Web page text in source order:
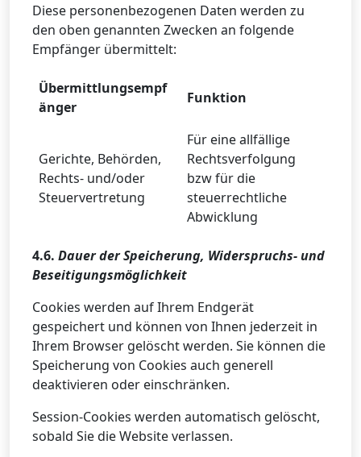
Diese personenbezogenen Daten werden zu
den oben genannten Zwecken an folgende
Empfänger übermittelt:
Übermittlungsempf
änger
Funktion
Gerichte, Behörden,
Rechts- und/oder
Steuervertretung
Für eine allfällige
Rechtsverfolgung
bzw für die
steuerrechtliche
Abwicklung
4.6. Dauer der Speicherung, Widerspruchs- und
Beseitigungsmöglichkeit
Cookies werden auf Ihrem Endgerät
gespeichert und können von Ihnen jederzeit in
Ihrem Browser gelöscht werden. Sie können die
Speicherung von Cookies auch generell
deaktivieren oder einschränken.
Session-Cookies werden automatisch gelöscht,
sobald Sie die Website verlassen.